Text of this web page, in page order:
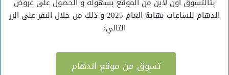
الدهام للساعات نهاية العام 2025 و ذلك من خلال النقر على الزر
التالي:
تسوق من موقع الدهام